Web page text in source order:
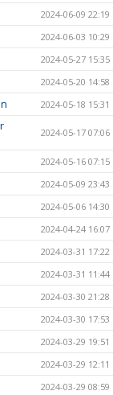
2024-06-09 22:19
2024-06-03 10:29
2024-05-27 15:35
2024-05-20 14:58
2024-05-18 15:31
2024-05-17 07:06
2024-05-16 07:15
2024-05-09 23:43
2024-05-06 14:30
2024-04-24 16:07
2024-03-31 17:22
2024-03-31 11:44
2024-03-30 21:28
2024-03-30 17:53
2024-03-29 19:51
2024-03-29 12:11
2024-03-29 08:59